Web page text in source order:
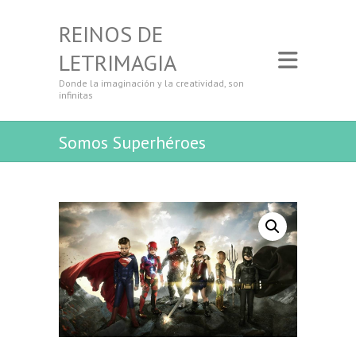
REINOS DE
LETRIMAGIA
Donde la imaginación y la creatividad, son
infinitas
Somos Superhéroes